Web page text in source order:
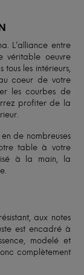
L’alliance entre
véritable oeuvre
les intérieurs,
coeur de votre
les courbes de
profiter de la
de nombreuses
table à votre
à la main, la
aux notes
est encadré à
modelé et
complètement